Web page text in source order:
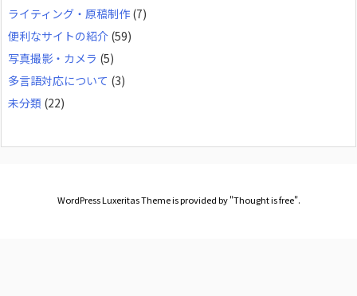
ライティング・原稿制作 (7)
便利なサイトの紹介 (59)
写真撮影・カメラ (5)
多言語対応について (3)
未分類 (22)
WordPress Luxeritas Theme is provided by "Thought is free".